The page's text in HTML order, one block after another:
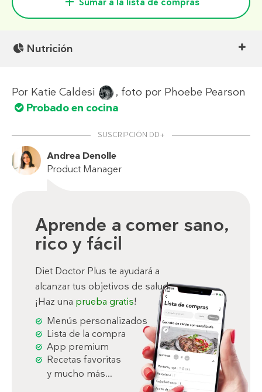
Sumar a la lista de compras
Nutrición
Por Katie Caldesi , foto por Phoebe Pearson
Probado en cocina
SUSCRIPCIÓN DD+
Andrea Denolle
Product Manager
Aprende a comer sano,
rico y fácil
Diet Doctor Plus te ayudará a
alcanzar tus objetivos de salud.
¡Haz una prueba gratis!
Menús personalizados
Lista de la compra
App premium
Recetas favoritas
y mucho más...